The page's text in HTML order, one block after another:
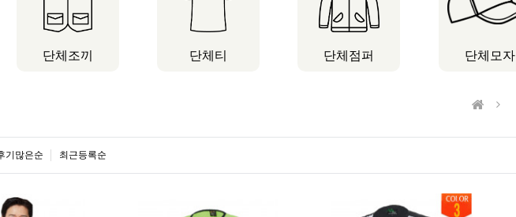
단체조끼 단체티 단체점퍼 단체모자
기많은순 최근등록순